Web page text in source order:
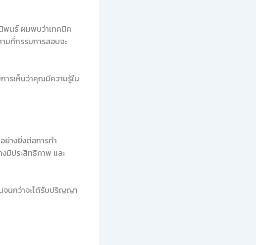
พนธ์ ผมพบว่าเทคนิค
มที่กรรมการสอบจะ
ารเห็นว่าคุณมีความรู้ใน
างยิ่งต่อการทำ
มีประสิทธิภาพ และ
จนกว่าจะได้รับปริญญา